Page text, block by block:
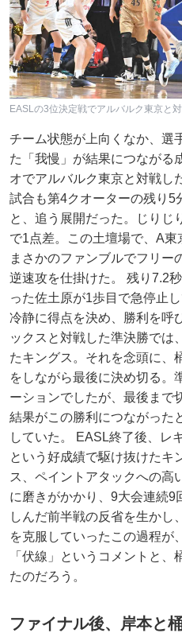
EASLの3位決定戦でアルバルク東京と
チーム状態が上向くなか、選
た「我慢」が結果につながる
オでアルバルク東京と対戦し
試合も第4クオーターの残り5
と、追う展開だった。じりじ
で1点差。この土壇場で、A
まさかのファンブルでフリー
逆速攻を仕掛けた。 残り7.2
った佐土原が1歩目で急停止
冷静に得点を決め、勝利を呼
ックスと対戦した準決勝では
たキングス。それを念頭に、
をしながら最後に決め切る。
ーションでしたが、最後まで
結果がこの勝利につながった
していた。 EASL終了後、レ
という好成績で駆け抜けたキ
ス、ペイントアタックへの高
に磨きがかかり、9大会連続
しんだ前半戦の反省を生かし
を克服していったこの過程が
「伏線」というコメントと
たのだろう。
ファイナル後、岸本と